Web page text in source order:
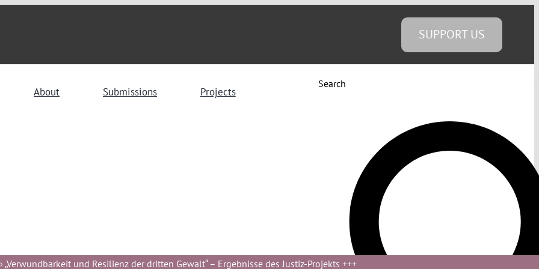
SUPPORT US
About Submissions Projects
Search
„Verwundbarkeit und Resilienz der dritten Gewalt“ – Ergebnisse des Justiz-Projekts +++